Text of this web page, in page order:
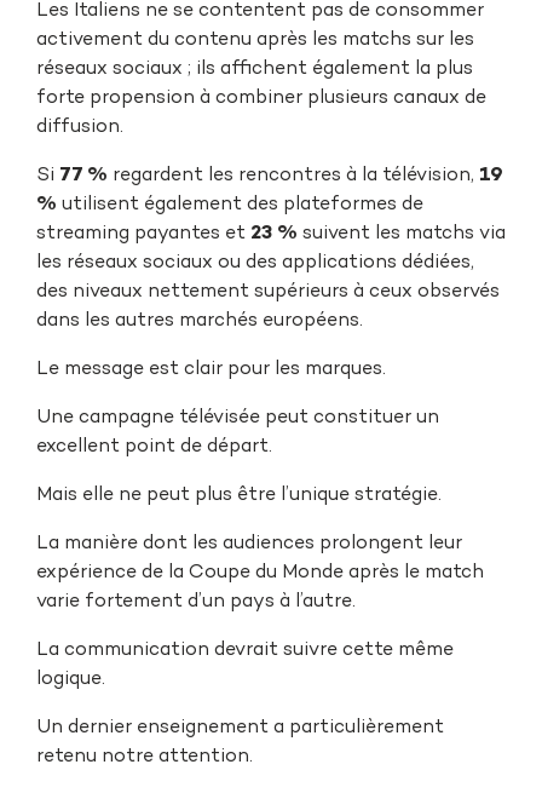
Les Italiens ne se contentent pas de consommer
activement du contenu après les matchs sur les
réseaux sociaux ; ils affichent également la plus
forte propension à combiner plusieurs canaux de
diffusion.
Si 77 % regardent les rencontres à la télévision, 19
% utilisent également des plateformes de
streaming payantes et 23 % suivent les matchs via
les réseaux sociaux ou des applications dédiées,
des niveaux nettement supérieurs à ceux observés
dans les autres marchés européens.
Le message est clair pour les marques.
Une campagne télévisée peut constituer un
excellent point de départ.
Mais elle ne peut plus être l’unique stratégie.
La manière dont les audiences prolongent leur
expérience de la Coupe du Monde après le match
varie fortement d’un pays à l’autre.
La communication devrait suivre cette même
logique.
Un dernier enseignement a particulièrement
retenu notre attention.